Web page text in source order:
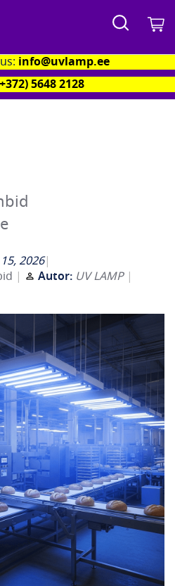
Otsi
info@uvlamp.ee
5648 2128
2026
Autor: UV LAMP